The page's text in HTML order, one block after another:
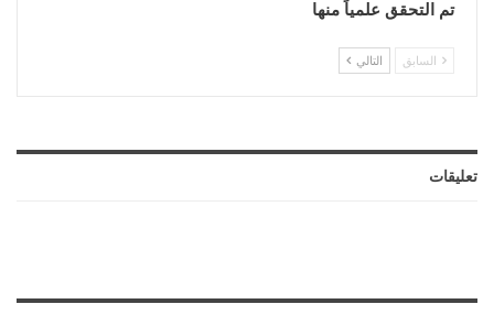
تم التحقق علمياً منها
السابق التالي
تعليقات